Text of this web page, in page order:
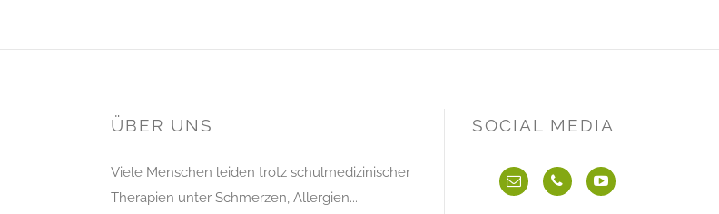
ÜBER UNS
Viele Menschen leiden trotz schulmedizinischer
Therapien unter Schmerzen, Allergien...
SOCIAL MEDIA